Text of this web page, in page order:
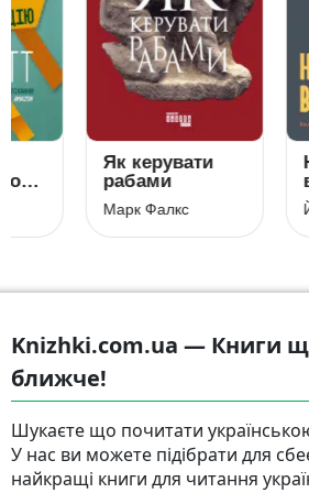
Як керувати
рабами
Марк Фалкс
сили,
Йона
Knizhki.com.ua — Книги
ближче!
Шукаєте що почитати
У нас ви можете підібрати для
найкращі книги для читання